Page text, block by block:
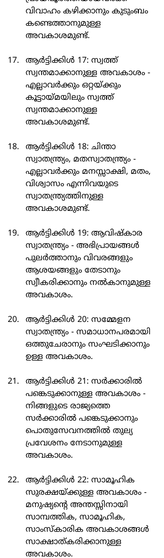
വിവാഹം കഴിക്കാനും കുടുംബം
കണ്ടെത്താനുമുള്ള
അവകാശമുണ്ട്.
ആർട്ടിക്കിൾ 17: സ്വത്ത്
സ്വന്തമാക്കാനുള്ള അവകാശം -
എല്ലാവർക്കും ഒറ്റയ്ക്കും
കൂട്ടായ്മയിലും സ്വത്ത്
സ്വന്തമാക്കാനുള്ള
അവകാശമുണ്ട്.
ആർട്ടിക്കിൾ 18: ചിന്താ
സ്വാതന്ത്ര്യം, മതസ്വാതന്ത്ര്യം -
എല്ലാവർക്കും മനസ്സാക്ഷി, മതം,
വിശ്വാസം എന്നിവയുടെ
സ്വാതന്ത്ര്യത്തിനുള്ള
അവകാശമുണ്ട്.
ആർട്ടിക്കിൾ 19: ആവിഷ്കാര
സ്വാതന്ത്ര്യം - അഭിപ്രായങ്ങൾ
പുലർത്താനും വിവരങ്ങളും
ആശയങ്ങളും തേടാനും
സ്വീകരിക്കാനും നൽകാനുമുള്ള
അവകാശം.
ആർട്ടിക്കിൾ 20: സമ്മേളന
സ്വാതന്ത്ര്യം - സമാധാനപരമായി
ഒത്തുചേരാനും സംഘടിക്കാനും
ഉള്ള അവകാശം.
ആർട്ടിക്കിൾ 21: സർക്കാരിൽ
പങ്കെടുക്കാനുള്ള അവകാശം -
നിങ്ങളുടെ രാജ്യത്തെ
സർക്കാരിൽ പങ്കെടുക്കാനും
പൊതുസേവനത്തിൽ തുല്യ
പ്രവേശനം നേടാനുമുള്ള
അവകാശം.
ആർട്ടിക്കിൾ 22: സാമൂഹിക
സുരക്ഷയ്ക്കുള്ള അവകാശം -
മനുഷ്യന്റെ അന്തസ്സിനായി
സാമ്പത്തിക, സാമൂഹിക,
സാംസ്കാരിക അവകാശങ്ങൾ
സാക്ഷാത്കരിക്കാനുള്ള
അവകാശം.